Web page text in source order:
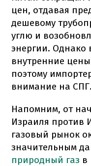
цен, отдавая
дешевому
углю и
энергии. Однако
внутренние
поэтому
внимание на СПГ.
Напомним, от
Израиля против
газовый рынок
значительным
природный газ в